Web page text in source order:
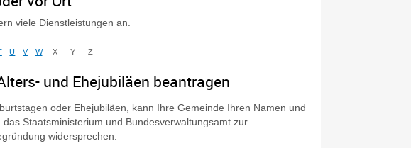
viele Dienstleistungen an.
U V W X Y Z
und Ehejubiläen beantragen
oder Ehejubiläen, kann Ihre Gemeinde Ihren Namen und
Staatsministerium und Bundesverwaltungsamt zur
widersprechen.